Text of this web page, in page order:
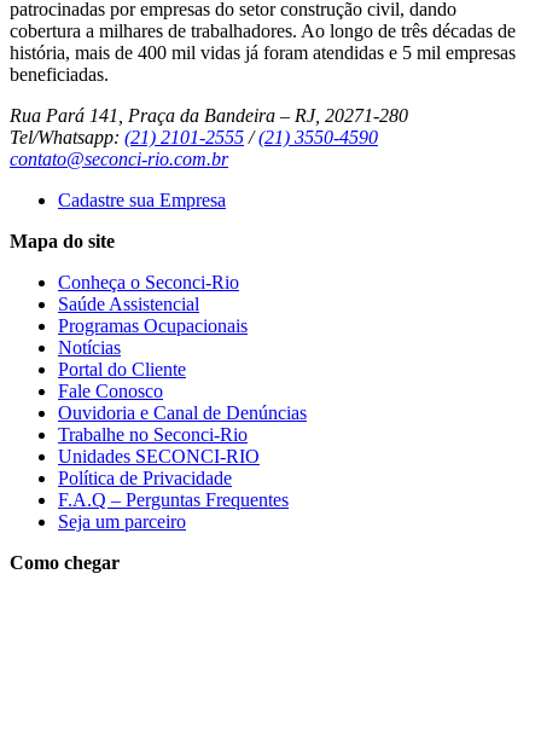
patrocinadas por empresas do setor construção civil, dando
cobertura a milhares de trabalhadores. Ao longo de três décadas de
história, mais de 400 mil vidas já foram atendidas e 5 mil empresas
beneficiadas.
Rua Pará 141, Praça da Bandeira – RJ, 20271-280
Tel/Whatsapp: (21) 2101-2555/(21) 3550-4590
contato@seconci-rio.com.br
Cadastre sua Empresa
Mapa do site
Conheça o Seconci-Rio
Saúde Assistencial
Programas Ocupacionais
Notícias
Portal do Cliente
Fale Conosco
Ouvidoria e Canal de Denúncias
Trabalhe no Seconci-Rio
Unidades SECONCI-RIO
Política de Privacidade
F.A.Q – Perguntas Frequentes
Seja um parceiro
Como chegar